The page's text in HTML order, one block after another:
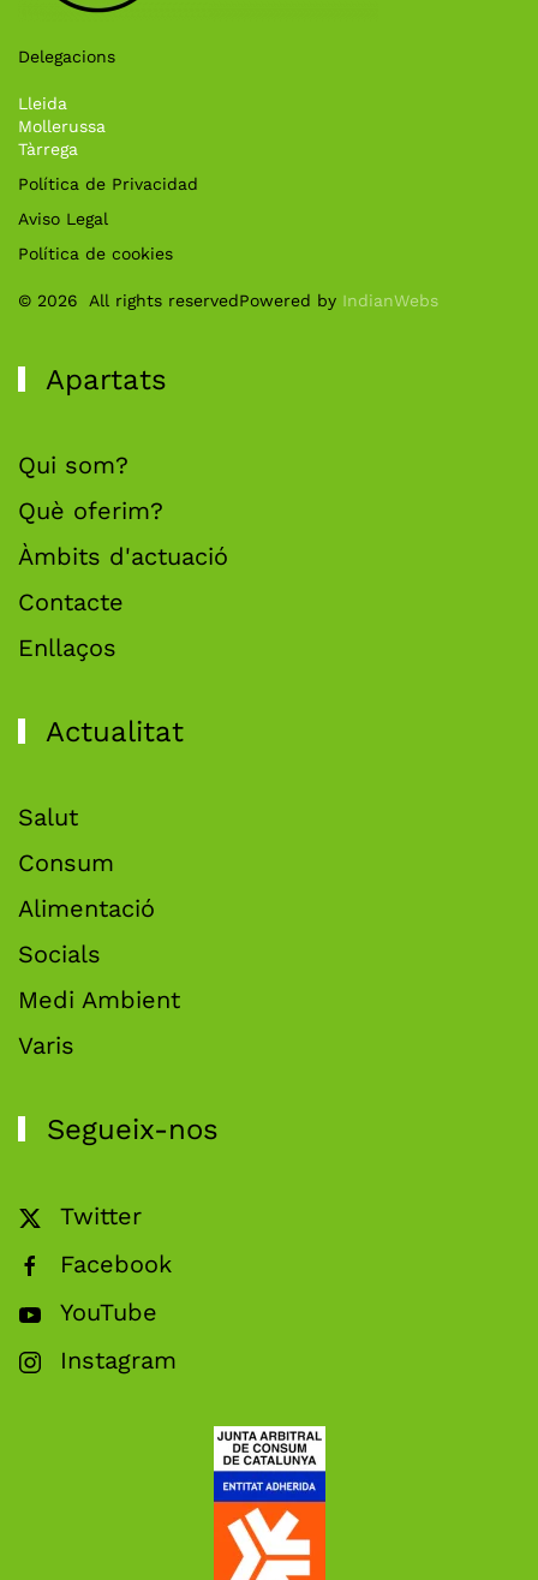
Delegacions
Lleida
Mollerussa
Tàrrega
Política de Privacidad
Aviso Legal
Política de cookies
© 2026 All rights reservedPowered by IndianWebs
Apartats
Qui som?
Què oferim?
Àmbits d'actuació
Contacte
Enllaços
Actualitat
Salut
Consum
Alimentació
Socials
Medi Ambient
Varis
Segueix-nos
Twitter
Facebook
YouTube
Instagram